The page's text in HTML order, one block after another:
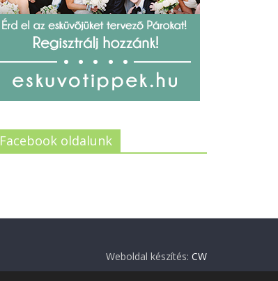
Facebook oldalunk
Weboldal készítés: CW